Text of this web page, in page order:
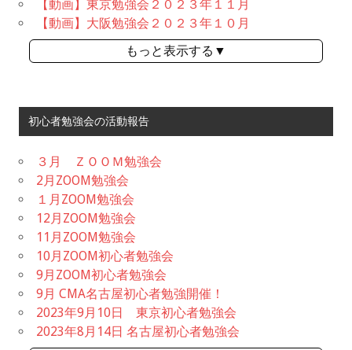
【動画】東京勉強会２０２３年１１月
【動画】大阪勉強会２０２３年１０月
もっと表示する▼
初心者勉強会の活動報告
３月 ＺＯＯＭ勉強会
2月ZOOM勉強会
１月ZOOM勉強会
12月ZOOM勉強会
11月ZOOM勉強会
10月ZOOM初心者勉強会
9月ZOOM初心者勉強会
9月 CMA名古屋初心者勉強開催！
2023年9月10日 東京初心者勉強会
2023年8月14日 名古屋初心者勉強会